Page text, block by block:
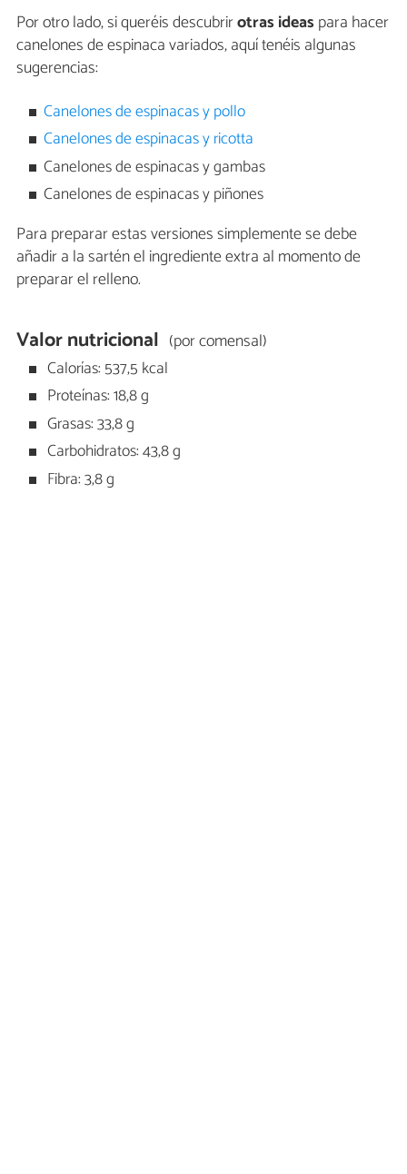
Por otro lado, si queréis descubrirotras ideas para hacer
canelones de espinaca variados, aquí tenéis algunas
sugerencias:
Canelones de espinacas y pollo
Canelones de espinacas y ricotta
Canelones de espinacas y gambas
Canelones de espinacas y piñones
Para preparar estas versiones simplemente se debe
añadir a la sartén el ingrediente extra al momento de
preparar el relleno.
Valor nutricional (por comensal)
Calorías: 537,5 kcal
Proteínas: 18,8 g
Grasas: 33,8 g
Carbohidratos: 43,8 g
Fibra: 3,8 g